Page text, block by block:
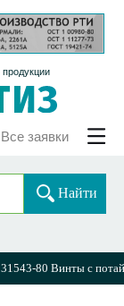
Все заявки
Найти
80 Винты с